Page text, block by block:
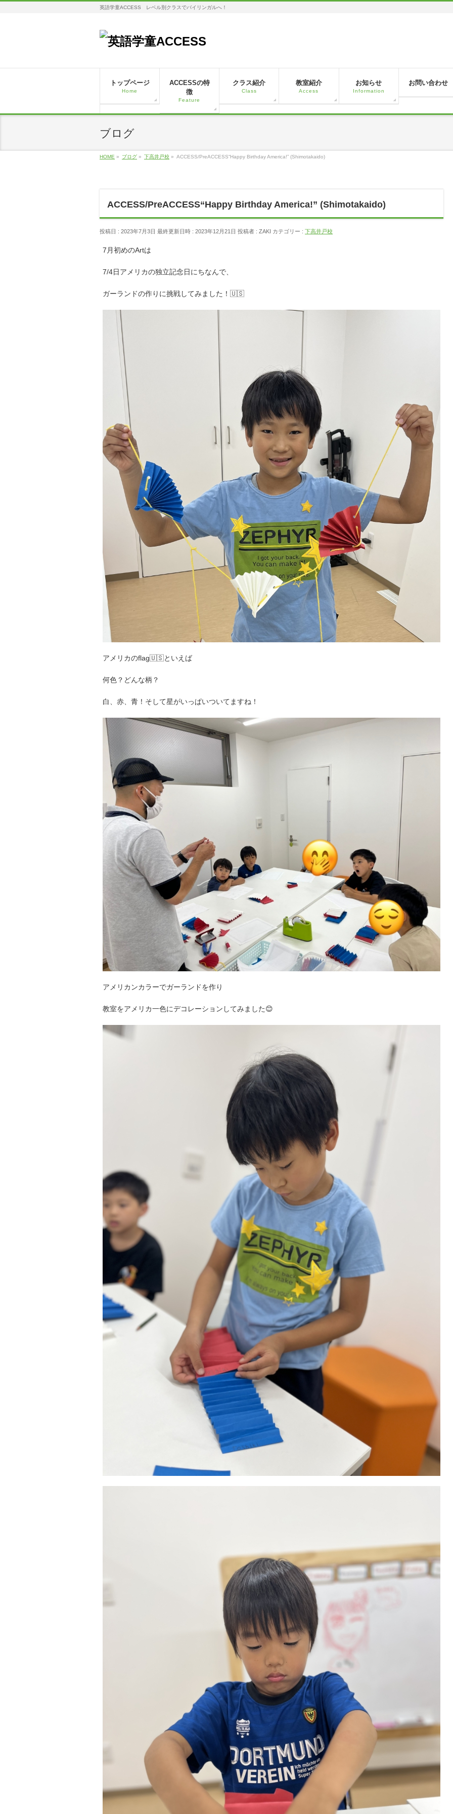
英語学童ACCESS レベル別クラスでバイリンガルへ！
トップページ
Home
ACCESSの特
徴
Feature
クラス紹介
Class
教室紹介
Access
お知らせ
Information
お問い合わせ
ブログ
HOME » ブログ » 下高井戸校 » ACCESS/PreACCESS“Happy Birthday America!” (Shimotakaido)
ACCESS/PreACCESS“Happy Birthday America!” (Shimotakaido)
投稿日 : 2023年7月3日 最終更新日時 : 2023年12月21日 投稿者 : ZAKI カテゴリー : 下高井戸校
7月初めのArtは
7/4日アメリカの独立記念日にちなんで、
ガーランドの作りに挑戦してみました！🇺🇸
アメリカのflag🇺🇸といえば
何色？どんな柄？
白、赤、青！そして星がいっぱいついてますね！
アメリカンカラーでガーランドを作り
教室をアメリカ一色にデコレーションしてみました😊